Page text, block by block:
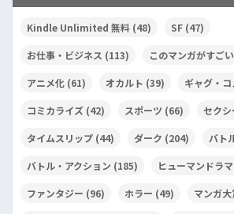
Kindle Unlimited 無料 (48) SF (47)
お仕事・ビジネス (113) このマンガがすごい
アニメ化 (61) オカルト (39) ギャグ・コ
コミカライズ (42) スポーツ (66) セクシ
タイムスリップ (44) ダーク (204) バト
バトル・アクション (185) ヒューマンドラマ
ファンタジー (96) ホラー (49) マンガ大